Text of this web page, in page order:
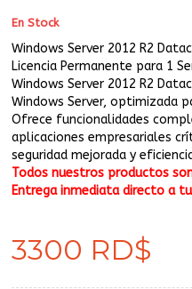
En Stock
Windows Server 2012 R2
Licencia Permanente para 1
Windows Server 2012 R2
Windows Server, optimizada
Ofrece funcionalidades
aplicaciones empresariales
seguridad mejorada y
Todos nuestros productos
Entrega inmediata directo a
3300 RD$